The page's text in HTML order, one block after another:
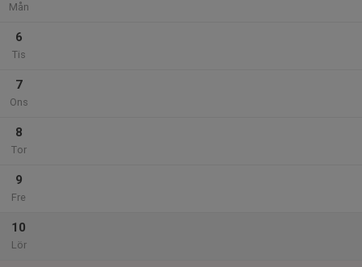
Mån
6
Tis
7
Ons
8
Tor
9
Fre
10
Lör